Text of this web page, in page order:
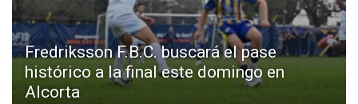
Fredriksson F.B.C. buscará el pase
histórico a la final este domingo en
Alcorta